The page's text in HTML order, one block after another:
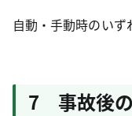
自動・手動時のい
7 事故後